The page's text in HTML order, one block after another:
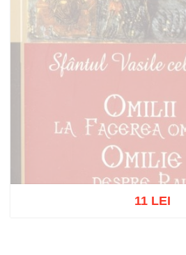
11 LEI